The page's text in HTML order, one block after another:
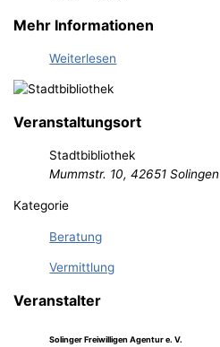
Mehr Informationen
Weiterlesen
Veranstaltungsort
Stadtbibliothek
Mummstr. 10, 42651 Solingen
Kategorie
Beratung
Vermittlung
Veranstalter
Solinger Freiwilligen Agentur e. V.